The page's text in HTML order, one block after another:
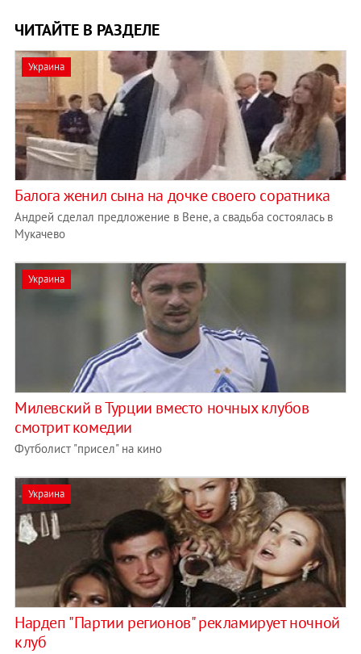
ЧИТАЙТЕ В РАЗДЕЛЕ
Украина
Балога женил сына на дочке своего соратника
Андрей сделал предложение в Вене, а свадьба состоялась в
Мукачево
Украина
Милевский в Турции вместо ночных клубов
смотрит комедии
Футболист "присел" на кино
Украина
Нардеп "Партии регионов" рекламирует ночной
клуб